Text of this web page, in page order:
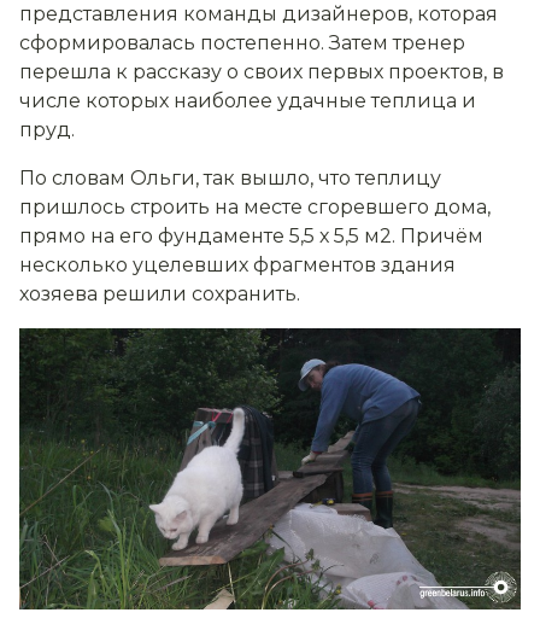
представления команды дизайнеров, которая
сформировалась постепенно. Затем тренер
перешла к рассказу о своих первых проектов, в
числе которых наиболее удачные теплица и
пруд.
По словам Ольги, так вышло, что теплицу
пришлось строить на месте сгоревшего дома,
прямо на его фундаменте 5,5 х 5,5 м2. Причём
несколько уцелевших фрагментов здания
хозяева решили сохранить.